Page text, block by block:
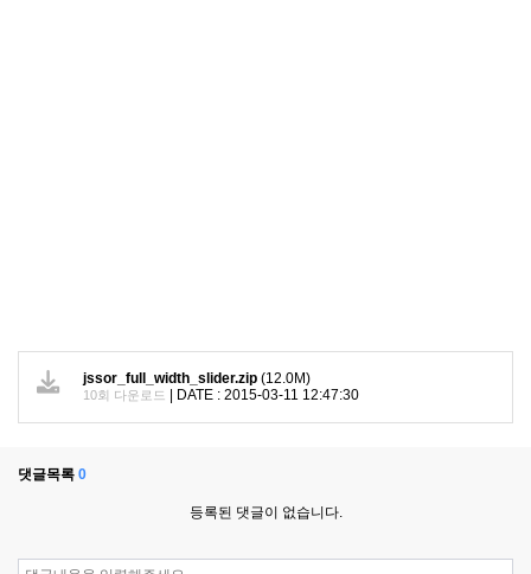
jssor_full_width_slider.zip (12.0M)
10회 다운로드 | DATE : 2015-03-11 12:47:30
댓글목록 0
등록된 댓글이 없습니다.